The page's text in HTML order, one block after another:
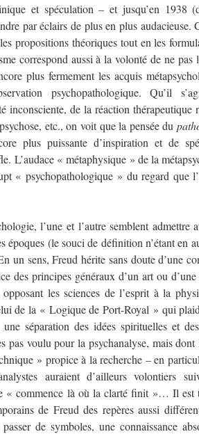
et spéculation – et jusqu’en 1938
par éclairs de plus en plus audacieuse.
propositions théoriques tout en les
correspond aussi à la volonté de ne pas
plus fermement les acquis
psychopathologique. Qu’il
de la réaction thérapeutique
etc., on voit que la pensée du
plus puissante d’inspiration et de
L’audace « métaphysique » de la
« psychopathologique » du regard que
l’une et l’autre semblent admettre
(le souci de définition n’étant en
un sens, Freud hérite sans doute d’une
des principes généraux d’un art ou d’une
les sciences de l’esprit à la
de la « Logique de Port-Royal » qui
séparation des idées spirituelles et
pas voulu pour la psychanalyse, mais
» propice à la recherche – en
auraient d’ailleurs volontiers
« commence là où la clarté finit »… Il est
de Freud des repères aussi
de symboles, une connaissance